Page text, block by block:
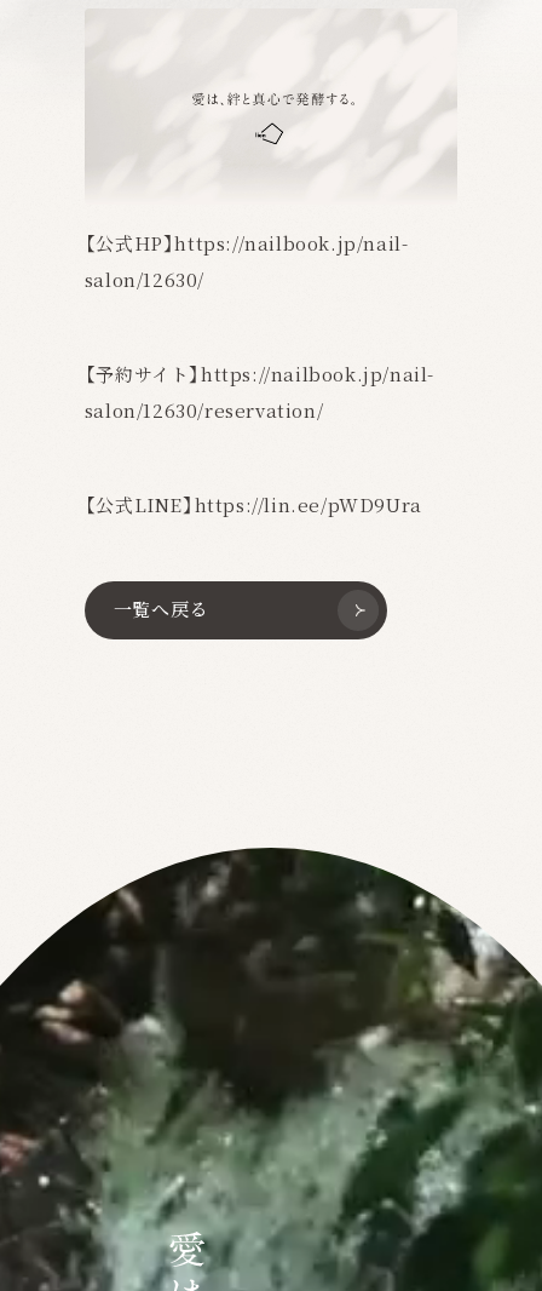
【公式HP】https://nailbook.jp/nail-
salon/12630/
【予約サイト】https://nailbook.jp/nail-
salon/12630/reservation/
【公式LINE】https://lin.ee/pWD9Ura
一覧へ戻る